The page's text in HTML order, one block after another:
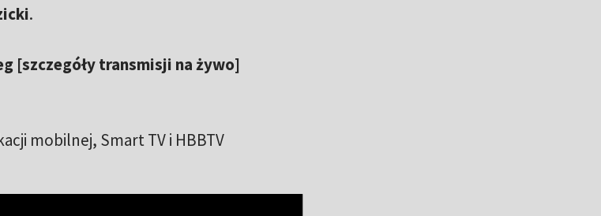
.
[szczegóły transmisji na żywo]
mobilnej, Smart TV i HBBTV